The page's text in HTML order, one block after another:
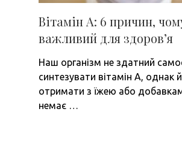
Вітамін А: 6 причин,
важливий для здоров’я
Наш організм не здатний
синтезувати вітамін А, однак
отримати з їжею або
немає …